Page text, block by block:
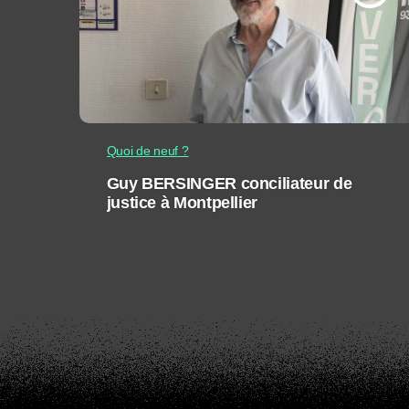
Quoi de neuf ?
Guy BERSINGER conciliateur de
justice à Montpellier